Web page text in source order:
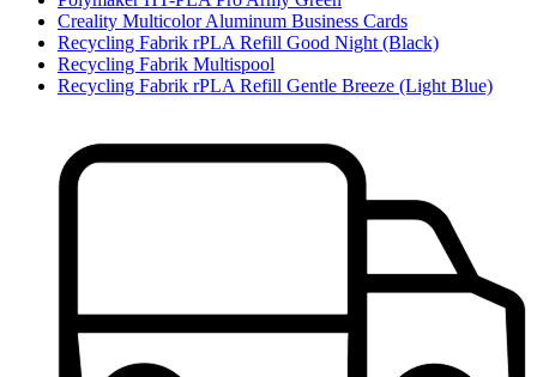
Creality Multicolor Aluminum Business Cards
Recycling Fabrik rPLA Refill Good Night (Black)
Recycling Fabrik Multispool
Recycling Fabrik rPLA Refill Gentle Breeze (Light Blue)